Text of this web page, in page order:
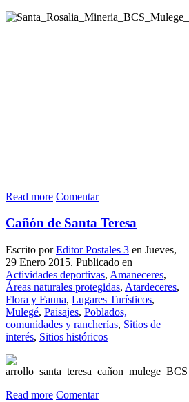
Read more Comentar
Cañón de Santa Teresa
Escrito porEditor Postales 3 en Jueves,
29 Enero 2015. Publicado en
Actividades deportivas, Amaneceres,
Áreas naturales protegidas, Atardeceres,
Flora y Fauna, Lugares Turísticos,
Mulegé, Paisajes, Poblados,
comunidades y rancherías, Sitios de
interés, Sitios históricos
Read more Comentar